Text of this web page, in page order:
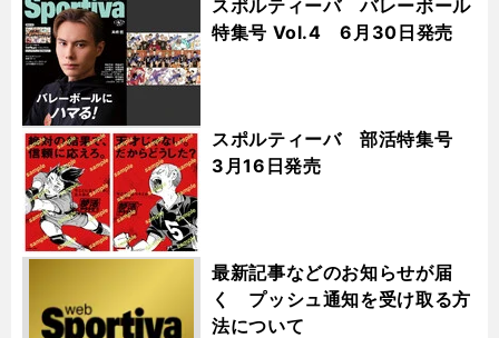
スポルティーバ バレーボール
特集号 Vol.4 6月30日発売
スポルティーバ 部活特集号
3月16日発売
最新記事などのお知らせが届
く プッシュ通知を受け取る方
法について